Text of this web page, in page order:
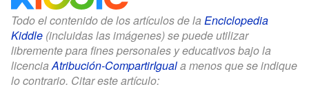
Todo el contenido de los artículos de la Enciclopedia
Kiddle (incluidas las imágenes) se puede utilizar
libremente para fines personales y educativos bajo la
licenciaAtribución-CompartirIguala menos que se indique
lo contrario. Citar este artículo: